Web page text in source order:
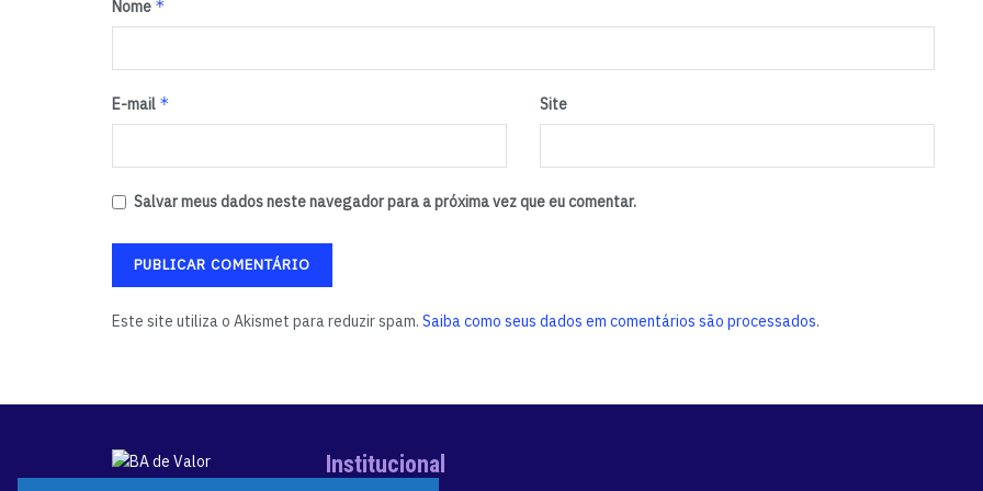
Nome *
E-mail * Site
Salvar meus dados neste navegador para a próxima vez que eu comentar.
Este site utiliza o Akismet para reduzir spam. Saiba como seus dados em comentários são processados.
Institucional